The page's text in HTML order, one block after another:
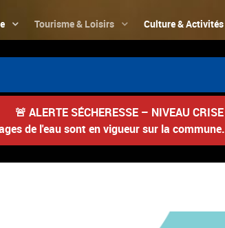
Tourisme & Loisirs Culture & Activités
🚨 ALERTE SÉCHERESSE – NIVEAU CRISE
de l'eau sont en vigueur sur la commune.